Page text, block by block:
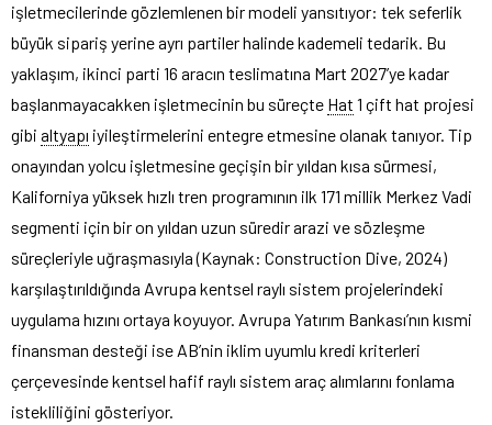
işletmecilerinde gözlemlenen bir modeli yansıtıyor: tek seferlik
büyük sipariş yerine ayrı partiler halinde kademeli tedarik. Bu
yaklaşım, ikinci parti 16 aracın teslimatına Mart 2027’ye kadar
başlanmayacakken işletmecinin bu süreçte Hat 1 çift hat projesi
gibi altyapı iyileştirmelerini entegre etmesine olanak tanıyor. Tip
onayından yolcu işletmesine geçişin bir yıldan kısa sürmesi,
Kaliforniya yüksek hızlı tren programının ilk 171 millik Merkez Vadi
segmenti için bir on yıldan uzun süredir arazi ve sözleşme
süreçleriyle uğraşmasıyla (Kaynak: Construction Dive, 2024)
karşılaştırıldığında Avrupa kentsel raylı sistem projelerindeki
uygulama hızını ortaya koyuyor. Avrupa Yatırım Bankası’nın kısmi
finansman desteği ise AB’nin iklim uyumlu kredi kriterleri
çerçevesinde kentsel hafif raylı sistem araç alımlarını fonlama
istekliliğini gösteriyor.